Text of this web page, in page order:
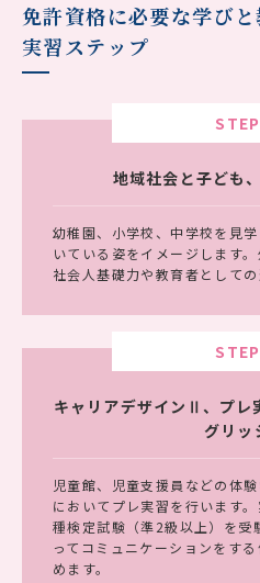
免許資格に必要な学び
実習ステップ
地域社会と子ども
幼稚園、小学校、中学校を見
いている姿をイメージします。
社会人基礎力や教育者としての
キャリアデザインⅡ、プレ
グリッ
児童館、児童支援員などの体
においてプレ実習を行います
種検定試験（準2級以上）を受
ってコミュニケーションをす
めます。